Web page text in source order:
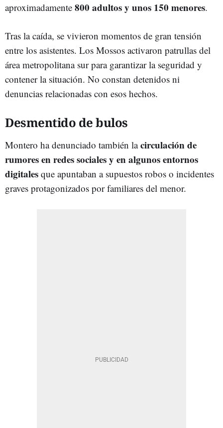
aproximadamente 800 adultos y unos 150 menores.
Tras la caída, se vivieron momentos de gran tensión
entre los asistentes. Los Mossos activaron patrullas del
área metropolitana sur para garantizar la seguridad y
contener la situación. No constan detenidos ni
denuncias relacionadas con esos hechos.
Desmentido de bulos
Montero ha denunciado también lacirculación de
rumores en redes sociales y en algunos entornos
digitales que apuntaban a supuestos robos o incidentes
graves protagonizados por familiares del menor.